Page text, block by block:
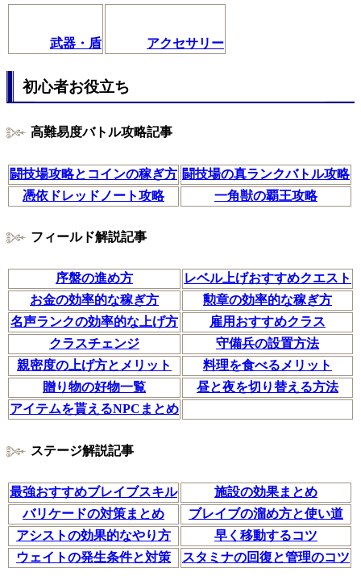
武器・盾 アクセサリー
初心者お役立ち
高難易度バトル攻略記事
闘技場攻略とコインの稼ぎ方 闘技場の真ランクバトル攻略
憑依ドレッドノート攻略
一角獣の覇王攻略
フィールド解説記事
序盤の進め方
レベル上げおすすめクエスト
お金の効率的な稼ぎ方
勲章の効率的な稼ぎ方
名声ランクの効率的な上げ方
雇用おすすめクラス
クラスチェンジ
守備兵の設置方法
親密度の上げ方とメリット
料理を食べるメリット
贈り物の好物一覧
昼と夜を切り替える方法
アイテムを貰えるNPCまとめ
ステージ解説記事
最強おすすめブレイブスキル
施設の効果まとめ
バリケードの対策まとめ
ブレイブの溜め方と使い道
アシストの効果的なやり方
早く移動するコツ
ウェイトの発生条件と対策
スタミナの回復と管理のコツ